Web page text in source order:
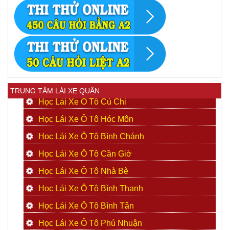
TRUNG TÂM LÁI XE QUẬN
Học Lái Xe Ô Tô Củ Chi
Học Lái Xe Ô Tô Hóc Môn
Học Lái Xe Ô Tô Bình Chánh
Học Lái Xe Ô Tô Cần Giờ
Học Lái Xe Ô Tô Nhà Bè
Học Lái Xe Ô Tô Bình Thạnh
Học Lái Xe Ô Tô Bình Tân
Học Lái Xe Ô Tô Phú Nhuận